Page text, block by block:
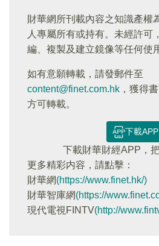
財華網所刊載內容之知識產權
人專屬所有或持有。未經許可
編、複製及建立鏡像等任何使
如有意願轉載，請發郵件至
content@finet.com.hk ，獲得
方可轉載。
下載APP
下載財華財經APP，
更多精彩内容，請點擊：
財華網(https://www.finet.hk/)
財華智庫網(https://
現代電視FINTV(http://